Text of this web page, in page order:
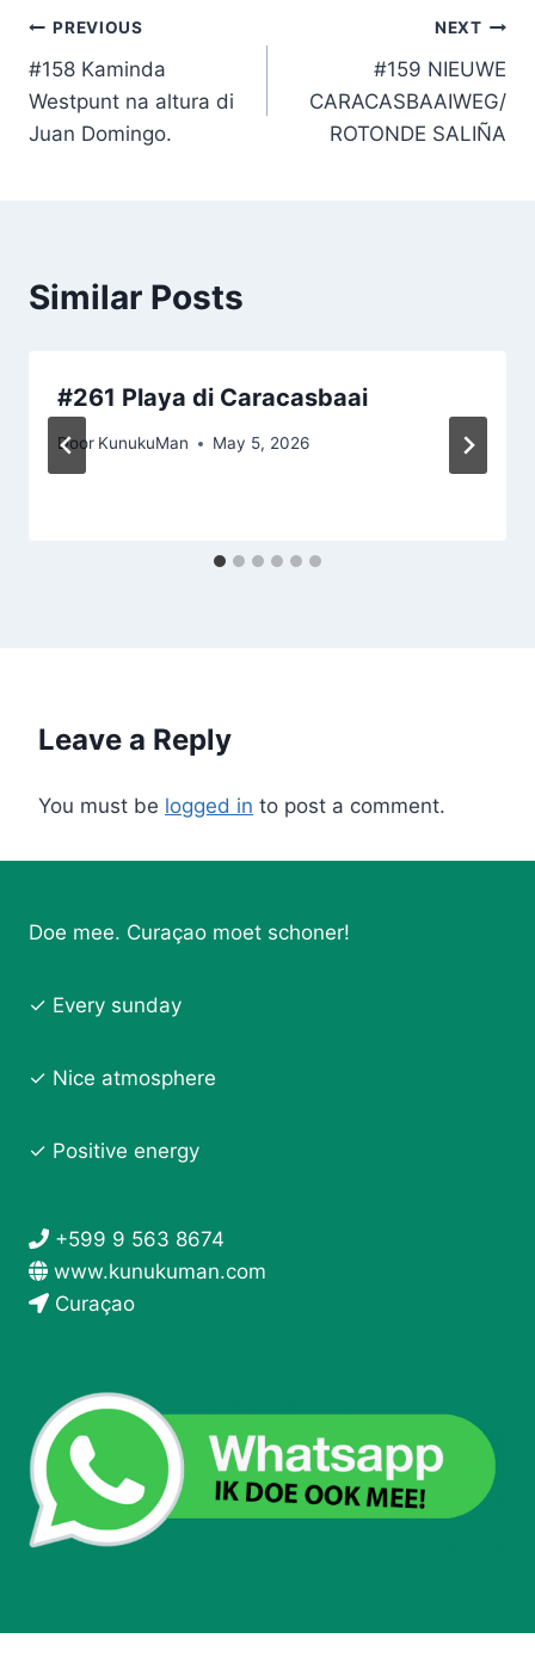
Post
navigation
PREVIOUS
#158 Kaminda
Westpunt na altura di
Juan Domingo.
NEXT
#159 NIEUWE
CARACASBAAIWEG/
ROTONDE SALIÑA
Similar Posts
#261 Playa di Caracasbaai
Door KunukuMan May 5, 2026
Leave a Reply
You must be logged in to post a comment.
Doe mee. Curaçao moet schoner!
✓ Every sunday
✓ Nice atmosphere
✓ Positive energy
+599 9 563 8674
www.kunukuman.com
Curaçao